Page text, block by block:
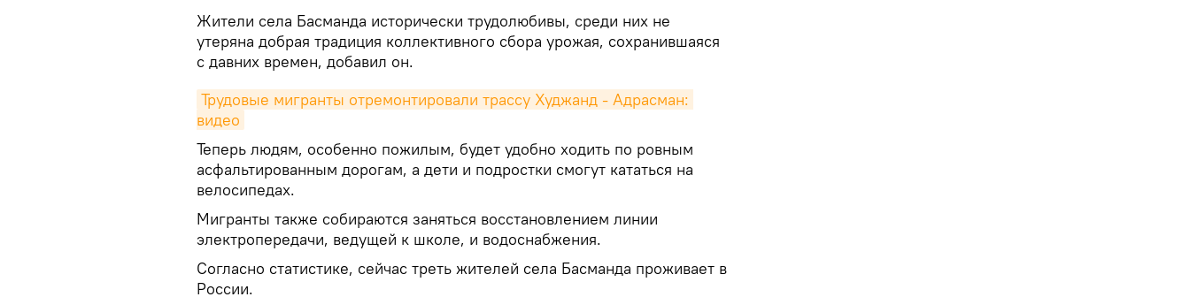
Жители села Басманда исторически трудолюбивы, среди них не
утеряна добрая традиция коллективного сбора урожая, сохранившаяся
с давних времен, добавил он.
Трудовые мигранты отремонтировали трассу Худжанд - Адрасман:
видео
Теперь людям, особенно пожилым, будет удобно ходить по ровным
асфальтированным дорогам, а дети и подростки смогут кататься на
велосипедах.
Мигранты также собираются заняться восстановлением линии
электропередачи, ведущей к школе, и водоснабжения.
Согласно статистике, сейчас треть жителей села Басманда проживает в
России.